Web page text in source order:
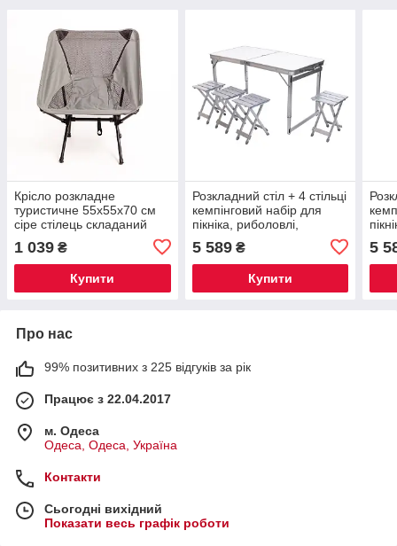
Крісло розкладне
туристичне 55х55х70 см
сіре стілець складаний
відпочинку риболовлі SJ-
0096
1 039 ₴
Купити
Розкладний стіл + 4 стільці
кемпінговий набір для
пікніка, риболовлі,
відпочинку, туризму Білий
JY-12061W
5 589₴
Купити
JY-
5
Про нас
99% позитивних з 225 відгуків за рік
Працює з 22.04.2017
м. Одеса
Одеса, Одеса, Україна
Контакти
Сьогодні вихідний
Показати весь графік роботи